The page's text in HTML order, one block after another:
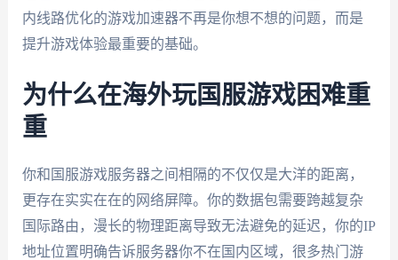
内线路优化的游戏加速器不再是你想不想的问题，而是
提升游戏体验最重要的基础。
为什么在海外玩国服游戏困难重
重
你和国服游戏服务器之间相隔的不仅仅是大洋的距离，
更存在实实在在的网络屏障。你的数据包需要跨越复杂
国际路由，漫长的物理距离导致无法避免的延迟，你的IP
地址位置明确告诉服务器你不在国内区域，很多热门游